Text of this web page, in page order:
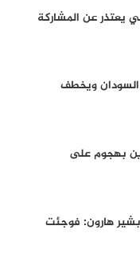
يعتذر عن المشاركة
السودان ويخطف
بهجوم على
بشير هارون: فوجئت